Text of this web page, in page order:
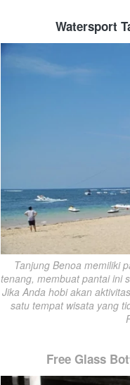
Watersport
Tanjung Benoa memiliki
tenang, membuat pantai ini
Jika Anda hobi akan
satu tempat wisata yang
Free Glass